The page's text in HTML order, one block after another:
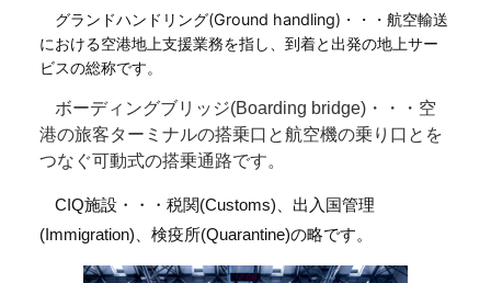
グランドハンドリング(Ground handling)・・・航空輸送
における空港地上支援業務を指し、到着と出発の地上サー
ビスの総称です。
ボーディングブリッジ(Boarding bridge)・・・空
港の旅客ターミナルの搭乗口と航空機の乗り口とを
つなぐ可動式の搭乗通路です。
CIQ施設・・・税関(Customs)、出入国管理
(Immigration)、検疫所(Quarantine)の略です。